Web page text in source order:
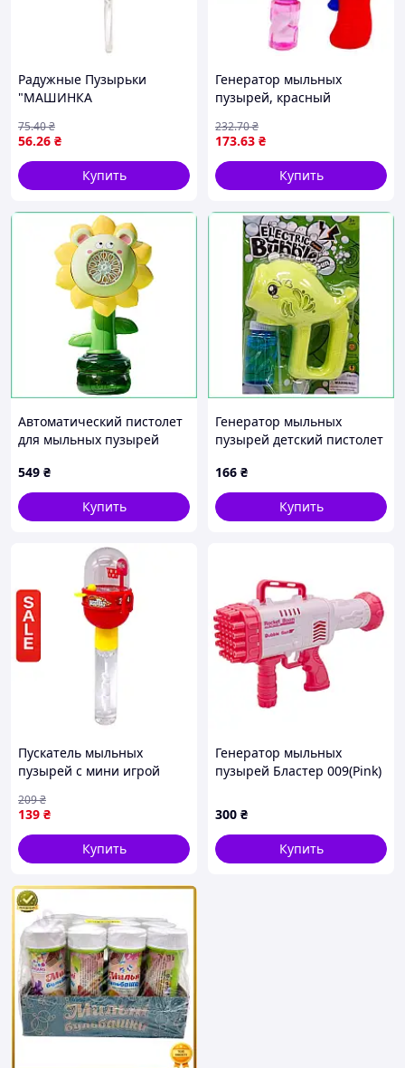
Радужные Пузырьки
"МАШИНКА
(Красный)
56.26 ₴
75.40₴
Купить
Генератор мыльных
пузырей, красный
173.63 ₴
232.70₴
Купить
Автоматический пистолет
для мыльных пузырей
аккумулятором и
подсветкой USB 3.7V
549 ₴
Купить
Генератор мыльных
пузырей детский пистолет
раствором 60мл
автоматический бластер
Зеленый
166 ₴
Купить
Пускатель мыльных
пузырей с мини игрой
спортивная игрушка MIC
для улицы подарок
139 ₴
209₴
Купить
Генератор мыльных
пузырей Бластер 009(Pink)
жидкостью и тарелочка
300 ₴
Купить